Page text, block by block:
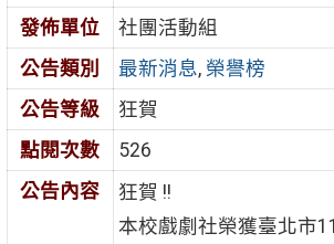
發佈單位
社團活動組
公告類別
最新消息, 榮譽榜
公告等級
狂賀
點閱次數
526
公告內容
狂賀 !!
本校戲劇社榮獲臺北市